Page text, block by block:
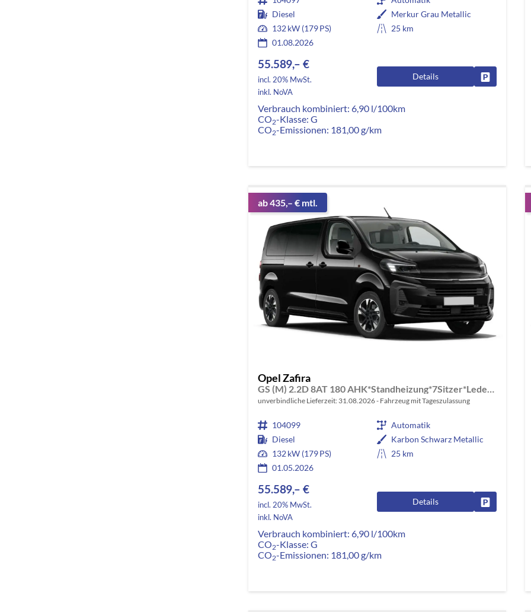
Diesel
Merkur Grau Metallic
132 kW (179 PS)
25 km
01.08.2026
55.589,– €
incl. 20% MwSt.
inkl. NoVA
Details Fahrzeug
Verbrauch kombiniert: 6,90 l/100km
CO2-Klasse: G
CO2-Emissionen: 181,00 g/km
ab 435,– € mtl.
Opel Zafira
GS (M) 2.2D 8AT 180 AHK*Standheizung*7Sitzer*Leder*Android Auto*Navi*SHZ*Kamera
unverbindliche Lieferzeit: 31.08.2026 Fahrzeug mit Tageszulassung
104099
Automatik
Diesel
Karbon Schwarz Metallic
132 kW (179 PS)
25 km
01.05.2026
55.589,– €
incl. 20% MwSt.
inkl. NoVA
Details Fahrzeug
Verbrauch kombiniert: 6,90 l/100km
CO2-Klasse: G
CO2-Emissionen: 181,00 g/km